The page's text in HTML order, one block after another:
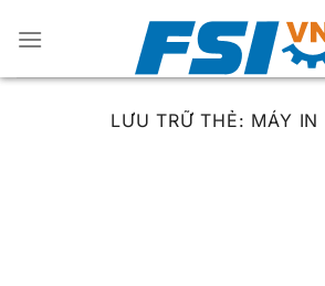
đến
LƯU TRỮ THẺ: MÁY IN